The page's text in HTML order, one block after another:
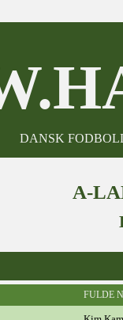
DANSK
A-
FULDE